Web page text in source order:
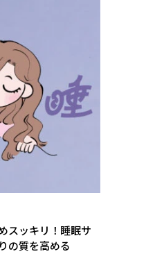
スッキリ！睡眠サ
の質を高める